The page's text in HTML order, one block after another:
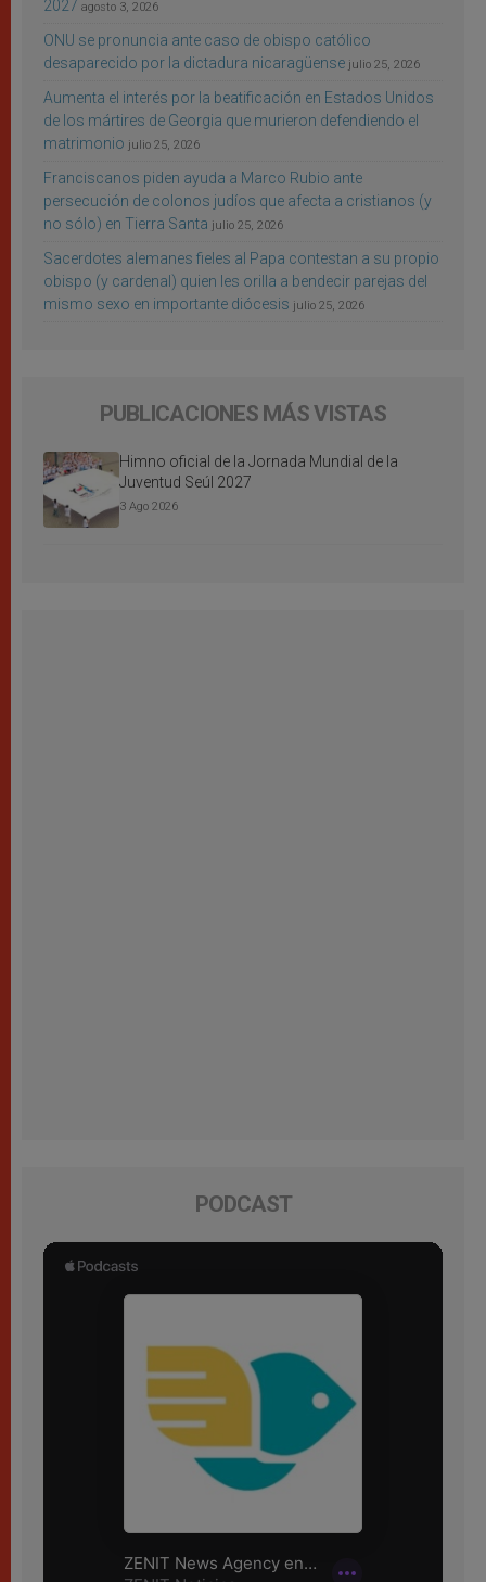
2027 agosto 3, 2026
ONU se pronuncia ante caso de obispo católico
desaparecido por la dictadura nicaragüense julio 25, 2026
Aumenta el interés por la beatificación en Estados Unidos
de los mártires de Georgia que murieron defendiendo el
matrimonio julio 25, 2026
Franciscanos piden ayuda a Marco Rubio ante
persecución de colonos judíos que afecta a cristianos (y
no sólo) en Tierra Santa julio 25, 2026
Sacerdotes alemanes fieles al Papa contestan a su propio
obispo (y cardenal) quien les orilla a bendecir parejas del
mismo sexo en importante diócesis julio 25, 2026
PUBLICACIONES MÁS VISTAS
Himno oficial de la Jornada Mundial de la
Juventud Seúl 2027
3 Ago 2026
PODCAST